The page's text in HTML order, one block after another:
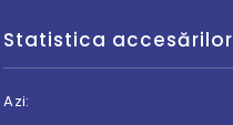
Statistica accesărilor
Azi: